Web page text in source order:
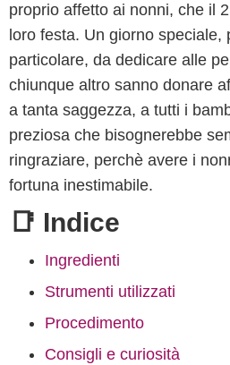
proprio affetto ai nonni, che il
loro festa. Un giorno speciale,
particolare, da dedicare alle
chiunque altro sanno donare
a tanta saggezza, a tutti i
preziosa che bisognerebbe
ringraziare, perchè avere i
fortuna inestimabile.
📑 Indice
Ingredienti
Strumenti utilizzati
Procedimento
Consigli e curiosità